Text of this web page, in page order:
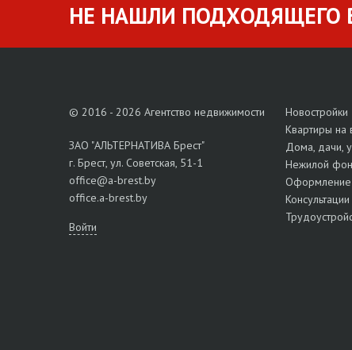
НЕ НАШЛИ ПОДХОДЯЩЕГО
© 2016 - 2026 Агентство недвижимости
ЗАО "АЛЬТЕРНАТИВА Брест"
г. Брест, ул. Советская, 51-1
office@a-brest.by
office.a-brest.by
Войти
Новостройки
Квартиры на
Дома, дачи,
Нежилой
Оформление